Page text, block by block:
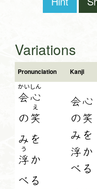
Variations
Pronunciation Kanji
かい
会
しん
心
の
え
笑
み を
う
浮 か
べ る
会心
の笑
みを
浮か
べる